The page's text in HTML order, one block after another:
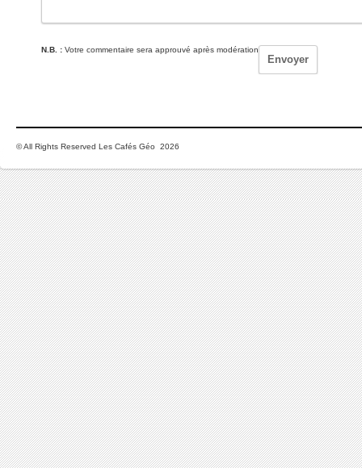
N.B. : Votre commentaire sera approuvé après modération
© All Rights Reserved Les Cafés Géo 2026